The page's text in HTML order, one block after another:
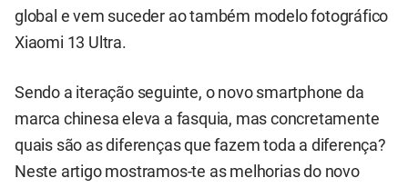
global e vem suceder ao também modelo fotográfico
Xiaomi 13 Ultra.
Sendo a iteração seguinte, o novo smartphone da
marca chinesa eleva a fasquia, mas concretamente
quais são as diferenças que fazem toda a diferença?
Neste artigo mostramos-te as melhorias do novo